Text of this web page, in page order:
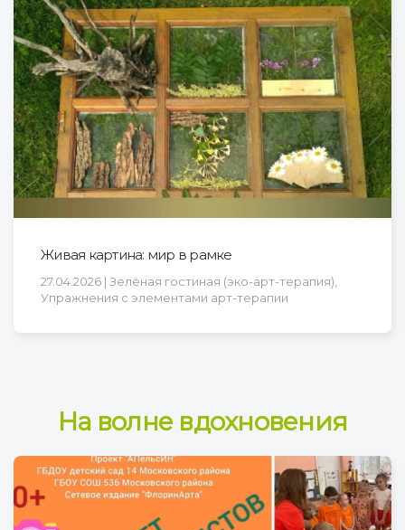
Живая картина: мир в рамке
27.04.2026 | Зелёная гостиная (эко-арт-терапия),
Упражнения с элементами арт-терапии
На волне вдохновения